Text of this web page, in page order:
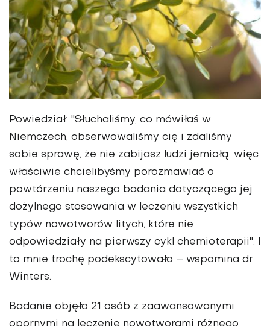
Powiedział: "Słuchaliśmy, co mówiłaś w
Niemczech, obserwowaliśmy cię i zdaliśmy
sobie sprawę, że nie zabijasz ludzi jemiołą, więc
właściwie chcielibyśmy porozmawiać o
powtórzeniu naszego badania dotyczącego jej
dożylnego stosowania w leczeniu wszystkich
typów nowotworów litych, które nie
odpowiedziały na pierwszy cykl chemioterapii". I
to mnie trochę podekscytowało – wspomina dr
Winters.
Badanie objęło 21 osób z zaawansowanymi